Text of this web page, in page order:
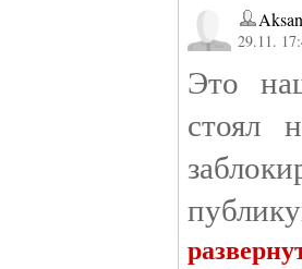
29.11.
Это
стоял